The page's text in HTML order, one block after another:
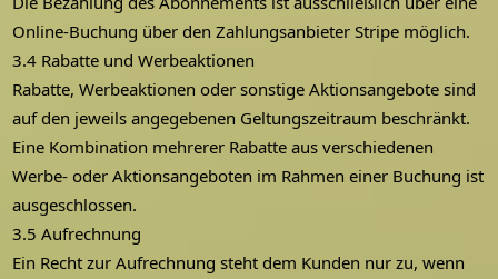
Online-Buchung über den Zahlungsanbieter Stripe möglich.
3.4 Rabatte und Werbeaktionen
Rabatte, Werbeaktionen oder sonstige Aktionsangebote sind
auf den jeweils angegebenen Geltungszeitraum beschränkt.
Eine Kombination mehrerer Rabatte aus verschiedenen
Werbe- oder Aktionsangeboten im Rahmen einer Buchung ist
ausgeschlossen.
3.5 Aufrechnung
Ein Recht zur Aufrechnung steht dem Kunden nur zu, wenn